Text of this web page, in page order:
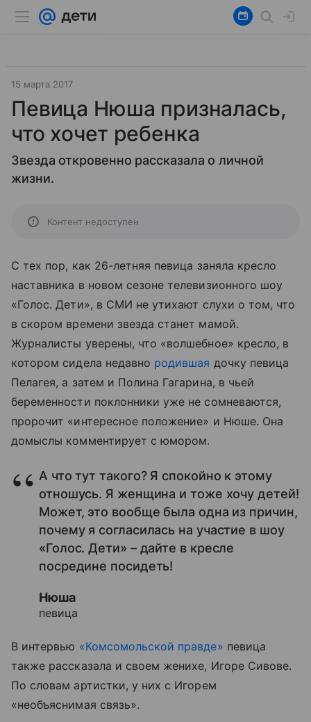
15 марта 2017
Певица Нюша призналась,
что хочет ребенка
Звезда откровенно рассказала о личной
жизни.
Контент недоступен
С тех пор, как 26-летняя певица заняла кресло
наставника в новом сезоне телевизионного шоу
«Голос. Дети», в СМИ не утихают слухи о том, что
в скором времени звезда станет мамой.
Журналисты уверены, что «волшебное» кресло, в
котором сидела недавно родившая дочку певица
Пелагея, а затем и Полина Гагарина, в чьей
беременности поклонники уже не сомневаются,
пророчит «интересное положение» и Нюше. Она
домыслы комментирует с юмором.
А что тут такого? Я спокойно к этому
отношусь. Я женщина и тоже хочу детей!
Может, это вообще была одна из причин,
почему я согласилась на участие в шоу
«Голос. Дети» – дайте в кресле
посредине посидеть!
Нюша
певица
В интервью «Комсомольской правде» певица
также рассказала и своем женихе, Игоре Сивове.
По словам артистки, у них с Игорем
«необъяснимая связь».